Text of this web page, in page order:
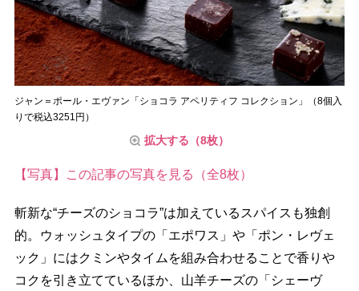
ジャン＝ポール・エヴァン「ショコラ アペリティフ コレクション」（8個入
りで税込3251円）
拡大する（8枚）
【写真】この記事の写真を見る（全8枚）
斬新な“チーズのショコラ”は加えているスパイスも独創
的。ウォッシュタイプの「エポワス」や「ポン・レヴェ
ック」にはクミンやタイムを組み合わせることで香り
コクを引き立てているほか、山羊チーズの「シェーヴ